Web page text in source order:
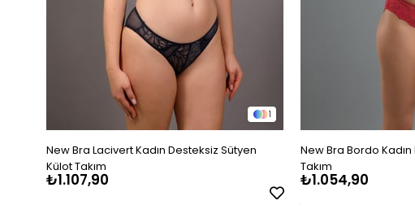
1
New Bra Lacivert Kadın Desteksiz Sütyen
Külot Takım
₺1.107,90
New Bra Bordo
Takım
₺1.054,90